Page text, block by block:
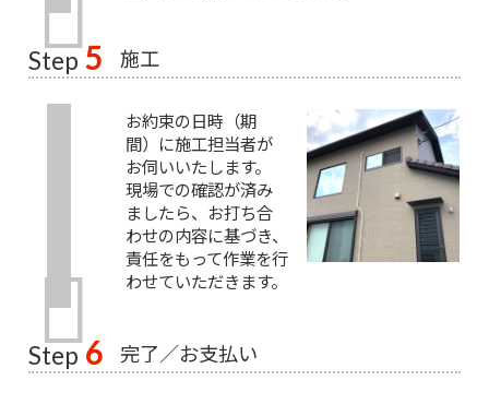
Step 5 施工
お約束の日時（期
間）に施工担当者が
お伺いいたします。
現場での確認が済み
ましたら、お打ち合
わせの内容に基づき、
責任をもって作業を行
わせていただきます。
Step 6 完了／お支払い